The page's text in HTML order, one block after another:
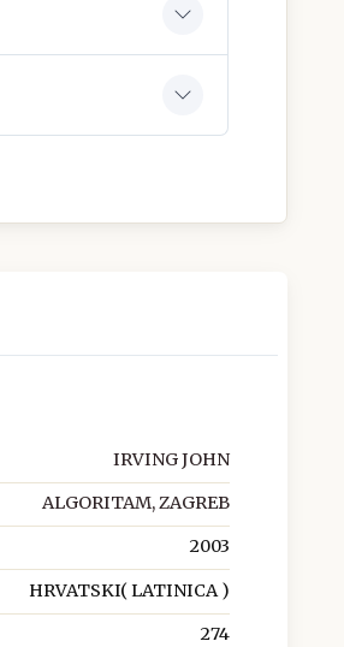
IRVING JOHN
ALGORITAM, ZAGREB
2003
HRVATSKI( LATINICA )
274